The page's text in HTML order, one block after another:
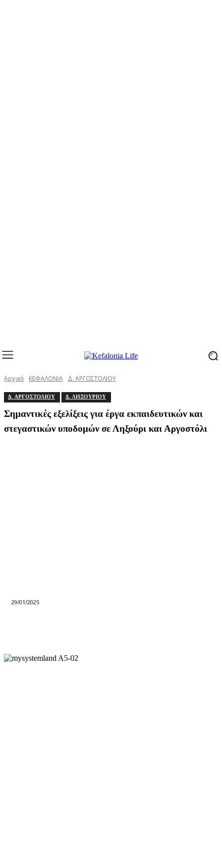
Αρχική ΚΕΦΑΛΟΝΙΑ Δ. ΑΡΓΟΣΤΟΛΙΟΥ
Δ. ΑΡΓΟΣΤΟΛΙΟΥ Δ. ΛΗΞΟΥΡΙΟΥ
Σημαντικές εξελίξεις για έργα εκπαιδευτικών και
στεγαστικών υποδομών σε Ληξούρι και Αργοστόλι
29/01/2025